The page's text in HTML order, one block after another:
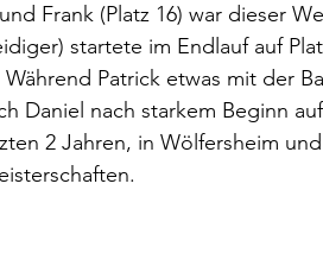
und Frank (Platz 16) war dieser
startete im Endlauf auf
Patrick etwas mit der
Daniel nach starkem Beginn
2 Jahren, in Wölfersheim